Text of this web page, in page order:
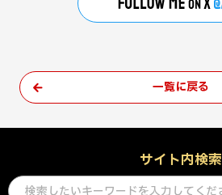
一覧に戻る
サイト内検索